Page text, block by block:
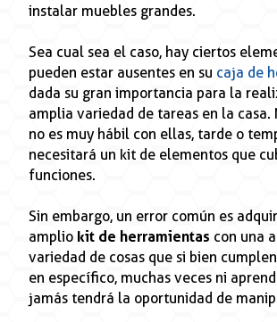
instalar muebles grandes.
Sea cual sea el caso, hay ciertos
pueden estar ausentes en su caja de
dada su gran importancia para la
amplia variedad de tareas en la casa.
no es muy hábil con ellas, tarde o
necesitará un kit de elementos que
funciones.
Sin embargo, un error común es
amplio kit de herramientas con una
variedad de cosas que si bien
en específico, muchas veces ni
jamás tendrá la oportunidad de